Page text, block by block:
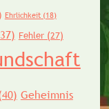
Ehrlichkeit(18)
Fehler(27)
Geheimnis